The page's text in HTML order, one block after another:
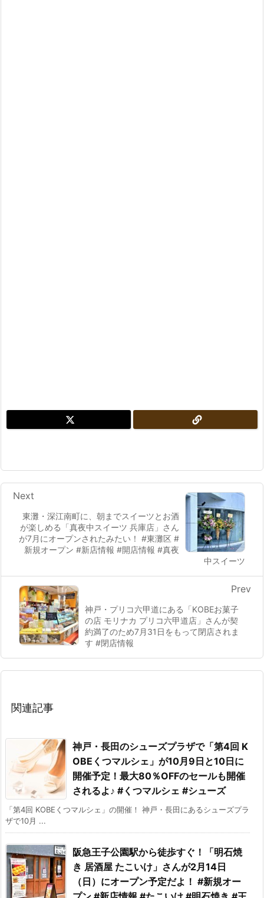
東灘・深江南町に、朝までスイーツとお酒
が楽しめる「真夜中スイーツ 兵庫店」さん
が7月にオープンされたみたい！ #東灘区 #
新規オープン #新店情報 #開店情報 #真夜
中スイーツ
Next
神戸・プリコ六甲道にある「KOBEお菓子
の店 モリナカ プリコ六甲道店」さんが契
約満了のため7月31日をもって閉店されま
す #閉店情報
Prev
関連記事
神戸・長田のシューズプラザで「第4回 K
OBEくつマルシェ」が10月9日と10日に
開催予定！最大80％OFFのセールも開催
されるよ♪ #くつマルシェ #シューズ
「第4回 KOBEくつマルシェ」の開催！ 神戸・長田にあるシューズプラ
ザで10月 ...
阪急王子公園駅から徒歩すぐ！「明石焼
き 居酒屋 たこいけ」さんが2月14日
（日）にオープン予定だよ！ #新規オー